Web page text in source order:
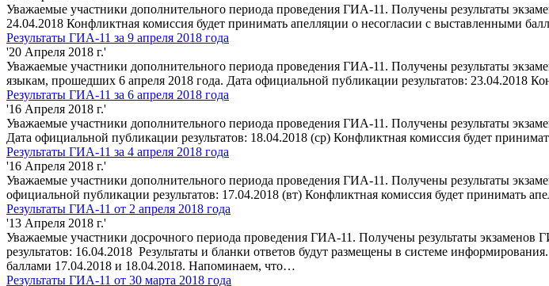
Уважаемые участники дополнительного периода проведения ГИА-11. Получены результаты
24.04.2018 Конфликтная комиссия будет принимать апелляции о несогласии с выставленными
Результаты ГИА-11 за 9 апреля 2018 года
'20 Апреля 2018 г.'
Уважаемые участники дополнительного периода проведения ГИА-11. Получены результаты
языкам, прошедших 6 апреля 2018 года. Дата официальной публикации результатов: 23.04.2018
Результаты ГИА-11 за 6 апреля 2018 года
'16 Апреля 2018 г.'
Уважаемые участники дополнительного периода проведения ГИА-11. Получены результаты
Дата официальной публикации результатов: 18.04.2018 (ср) Конфликтная комиссия будет
Результаты ГИА-11 за 4 апреля 2018 года
'16 Апреля 2018 г.'
Уважаемые участники дополнительного периода проведения ГИА-11. Получены результаты
официальной публикации результатов: 17.04.2018 (вт) Конфликтная комиссия будет принимать
Результаты ГИА-11 от 2 апреля 2018 года
'13 Апреля 2018 г.'
Уважаемые участники досрочного периода проведения ГИА-11. Получены результаты
результатов: 16.04.2018 Результаты и бланки ответов будут размещены в системе
баллами 17.04.2018 и 18.04.2018. Напоминаем, что…
Результаты ГИА-11 от 30 марта 2018 года